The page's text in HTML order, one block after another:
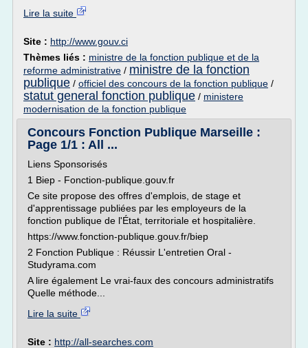
Lire la suite
Site : http://www.gouv.ci
Thèmes liés : ministre de la fonction publique et de la
reforme administrative / ministre de la fonction
publique / officiel des concours de la fonction publique /
statut general fonction publique / ministere
modernisation de la fonction publique
Concours Fonction Publique Marseille :
Page 1/1 : All ...
Liens Sponsorisés
1 Biep - Fonction-publique.gouv.fr
Ce site propose des offres d'emplois, de stage et
d'apprentissage publiées par les employeurs de la
fonction publique de l'État, territoriale et hospitalière.
https://www.fonction-publique.gouv.fr/biep
2 Fonction Publique : Réussir L'entretien Oral -
Studyrama.com
A lire également Le vrai-faux des concours administratifs
Quelle méthode...
Lire la suite
Site : http://all-searches.com